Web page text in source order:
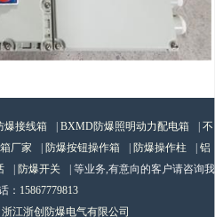
爆接线箱 BXMD防爆照明动力配电箱
不
厂家 防爆按钮操作箱 防爆操作柱
铝
防爆开关
| 等业务,有意向的客户请咨询我
： 15867779813
浙江浙创防爆电气有限公司